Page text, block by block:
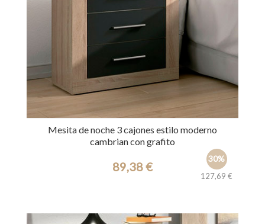
Mesita de noche 3 cajones estilo moderno
cambrian con grafito
30%
127,69 €
89,38 €